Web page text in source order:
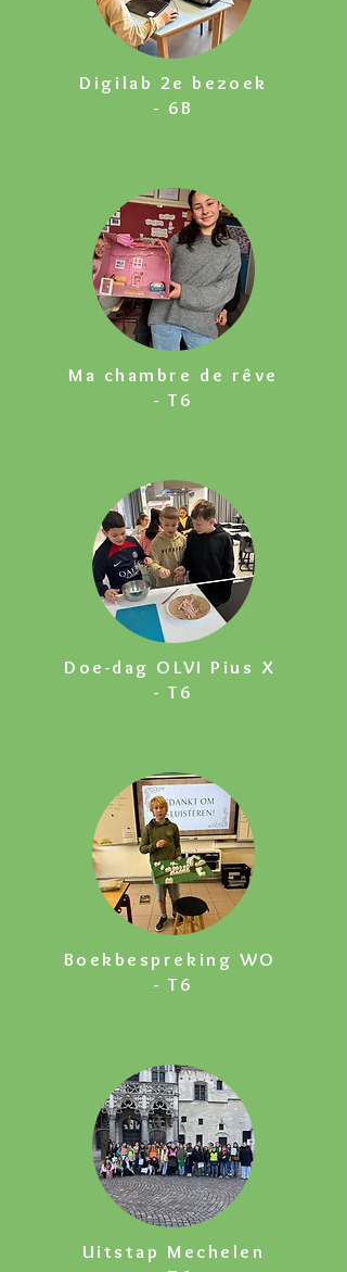
Digilab 2e bezoek
- 6B
Ma chambre de rêve
- T6
Doe-dag OLVI Pius X
- T6
Boekbespreking WO
- T6
Uitstap Mechelen